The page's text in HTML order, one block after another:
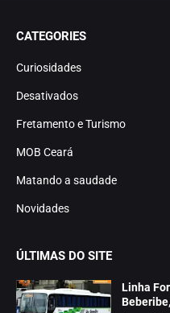
CATEGORIES
Curiosidades
Desativados
Fretamento e Turismo
MOB Ceará
Matando a saudade
Novidades
ÚLTIMAS DO SITE
Linha